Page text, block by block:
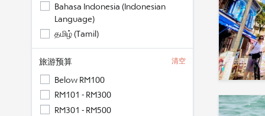
Bahasa Indonesia (Indonesian
Language)
தமிழ் (Tamil)
旅游预算 清空
Below RM100
RM101 - RM300
RM301 - RM500